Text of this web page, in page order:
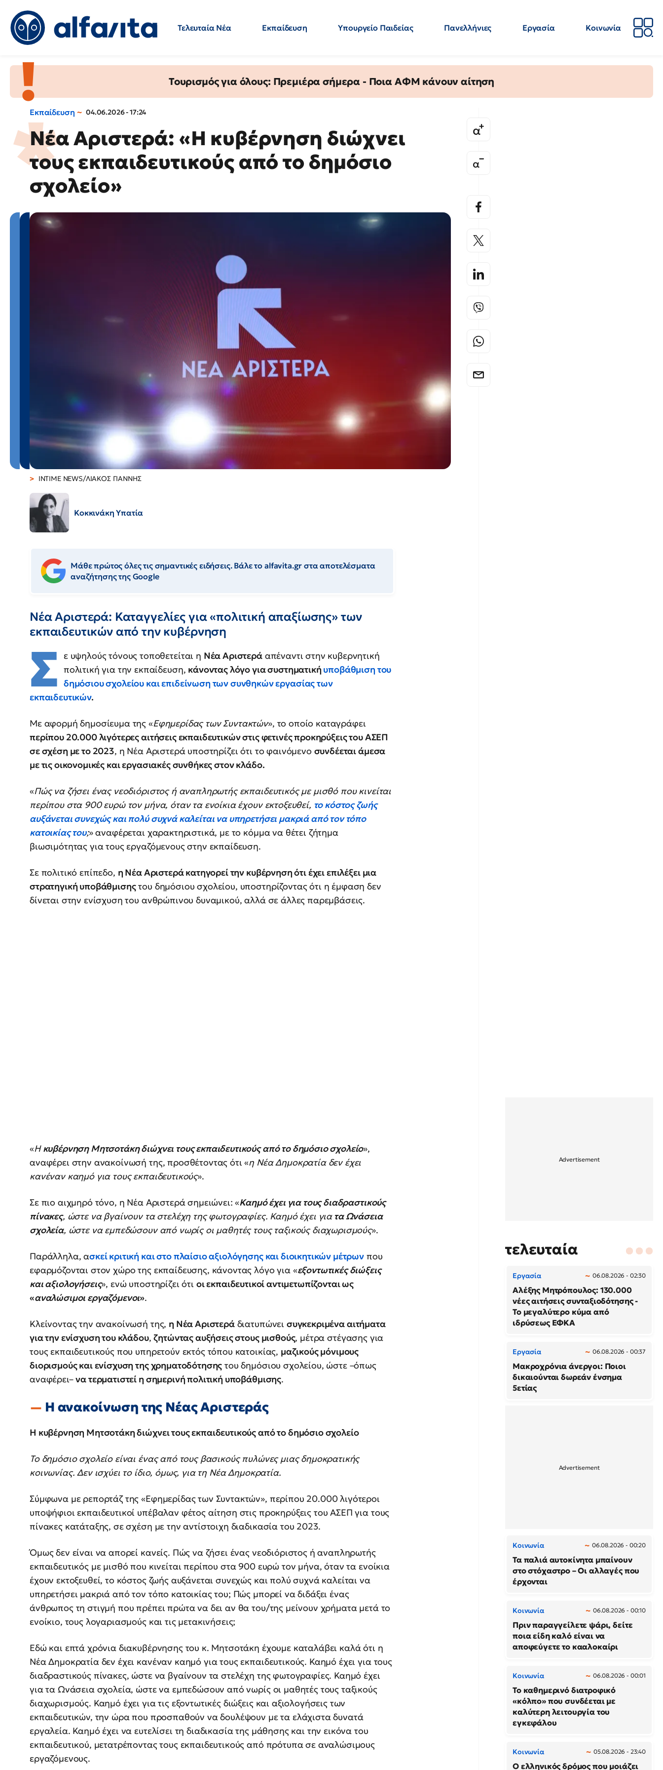
Τελευταία Νέα Εκπαίδευση Υπουργείο Παιδείας Πανελλήνιες Εργασία
Κοινωνία
Τουρισμός για όλους: Πρεμιέρα σήμερα - Ποια ΑΦΜ κάνουν αίτηση
Εκπαίδευση 04.06.2026 - 17:24
Νέα Αριστερά: «Η κυβέρνηση διώχνει
τους εκπαιδευτικούς από το δημόσιο
σχολείο»
INTIME NEWS/ΛΙΑΚΟΣ ΓΙΑΝΝΗΣ
Κοκκινάκη Υπατία
Μάθε πρώτος όλες τις σημαντικές ειδήσεις. Βάλε το alfavita.gr στα αποτελέσματα
αναζήτησης της Google
Νέα Αριστερά: Καταγγελίες για «πολιτική απαξίωσης» των
εκπαιδευτικών από την κυβέρνηση
Σ ε υψηλούς τόνους τοποθετείται η Νέα Αριστεράαπέναντι στην κυβερνητική
πολιτική για την εκπαίδευση, κάνοντας λόγο για συστηματική υποβάθμιση του
δημόσιου σχολείου και επιδείνωση των συνθηκών εργασίας των
εκπαιδευτικών.
Με αφορμή δημοσίευμα της «Εφημερίδας των Συντακτών», το οποίο καταγράφει
περίπου 20.000 λιγότερες αιτήσεις εκπαιδευτικών στις φετινές προκηρύξεις του ΑΣΕΠ
σε σχέση με το 2023, η Νέα Αριστερά υποστηρίζει ότι το φαινόμενο συνδέεται άμεσα
με τις οικονομικές και εργασιακές συνθήκες στον κλάδο.
«Πώς να ζήσει ένας νεοδιόριστος ή αναπληρωτής εκπαιδευτικός με μισθό που κινείται
περίπου στα 900 ευρώ τον μήνα, όταν τα ενοίκια έχουν εκτοξευθεί, το κόστος ζωής
αυξάνεται συνεχώς και πολύ συχνά καλείται να υπηρετήσει μακριά από τον τόπο
κατοικίας του;» αναφέρεται χαρακτηριστικά, με το κόμμα να θέτει ζήτημα
βιωσιμότητας για τους εργαζόμενους στην εκπαίδευση.
Σε πολιτικό επίπεδο, η Νέα Αριστερά κατηγορεί την κυβέρνηση ότι έχει επιλέξει μια
στρατηγική υποβάθμισηςτου δημόσιου σχολείου, υποστηρίζοντας ότι η έμφαση δεν
δίνεται στην ενίσχυση του ανθρώπινου δυναμικού, αλλά σε άλλες παρεμβάσεις.
«Ηκυβέρνηση Μητσοτάκη διώχνει τους εκπαιδευτικούς από το δημόσιο σχολείο»,
αναφέρει στην ανακοίνωσή της, προσθέτοντας ότι «η Νέα Δημοκρατία δεν έχει
κανέναν καημό για τους εκπαιδευτικούς».
Σε πιο αιχμηρό τόνο, η Νέα Αριστερά σημειώνει: «Καημό έχει για τους διαδραστικούς
πίνακες, ώστε να βγαίνουν τα στελέχη της φωτογραφίες. Καημό έχει γιατα Ωνάσεια
σχολεία, ώστε να εμπεδώσουν από νωρίς οι μαθητές τους ταξικούς διαχωρισμούς».
Παράλληλα, ασκεί κριτική και στοπλαίσιο αξιολόγησης και διοικητικών μέτρων που
εφαρμόζονται στον χώρο της εκπαίδευσης, κάνοντας λόγο για «εξοντωτικές διώξεις
και αξιολογήσεις», ενώ υποστηρίζει ότι οι εκπαιδευτικοί αντιμετωπίζονται ως
«αναλώσιμοι εργαζόμενοι».
Κλείνοντας την ανακοίνωσή της, η Νέα Αριστεράδιατυπώνει συγκεκριμένα αιτήματα
για την ενίσχυση του κλάδου,ζητώντας αυξήσεις στους μισθούς, μέτρα στέγασης για
τους εκπαιδευτικούς που υπηρετούν εκτός τόπου κατοικίας, μαζικούς μόνιμους
διορισμούς και ενίσχυση της χρηματοδότησης του δημόσιου σχολείου, ώστε –όπως
αναφέρει–να τερματιστεί η σημερινή πολιτική υποβάθμισης.
Η ανακοίνωση της Νέας Αριστεράς
Η κυβέρνηση Μητσοτάκη διώχνει τους εκπαιδευτικούς από το δημόσιο σχολείο
Το δημόσιο σχολείο είναι ένας από τους βασικούς πυλώνες μιας δημοκρατικής
κοινωνίας. Δεν ισχύει το ίδιο, όμως, για τη Νέα Δημοκρατία.
Σύμφωνα με ρεπορτάζ της «Εφημερίδας των Συντακτών», περίπου 20.000 λιγότεροι
υποψήφιοι εκπαιδευτικοί υπέβαλαν φέτος αίτηση στις προκηρύξεις του ΑΣΕΠ για τους
πίνακες κατάταξης, σε σχέση με την αντίστοιχη διαδικασία του 2023.
Όμως δεν είναι να απορεί κανείς. Πώς να ζήσει ένας νεοδιόριστος ή αναπληρωτής
εκπαιδευτικός με μισθό που κινείται περίπου στα 900 ευρώ τον μήνα, όταν τα ενοίκια
έχουν εκτοξευθεί, το κόστος ζωής αυξάνεται συνεχώς και πολύ συχνά καλείται να
υπηρετήσει μακριά από τον τόπο κατοικίας του; Πώς μπορεί να διδάξει ένας
άνθρωπος τη στιγμή που πρέπει πρώτα να δει αν θα του/της μείνουν χρήματα μετά το
ενοίκιο, τους λογαριασμούς και τις μετακινήσεις;
Εδώ και επτά χρόνια διακυβέρνησης του κ. Μητσοτάκη έχουμε καταλάβει καλά ότι η
Νέα Δημοκρατία δεν έχει κανέναν καημό για τους εκπαιδευτικούς. Καημό έχει για τους
διαδραστικούς πίνακες, ώστε να βγαίνουν τα στελέχη της φωτογραφίες. Καημό έχει
για τα Ωνάσεια σχολεία, ώστε να εμπεδώσουν από νωρίς οι μαθητές τους ταξικούς
διαχωρισμούς. Καημό έχει για τις εξοντωτικές διώξεις και αξιολογήσεις των
εκπαιδευτικών, την ώρα που προσπαθούν να δουλέψουν με τα ελάχιστα δυνατά
εργαλεία. Καημό έχει να ευτελίσει τη διαδικασία της μάθησης και την εικόνα του
εκπαιδευτικού, μετατρέποντας τους εκπαιδευτικούς από πρότυπα σε αναλώσιμους
εργαζόμενους.
τελευταία
Εργασία 06.08.2026 - 02:30
Αλέξης Μητρόπουλος: 130.000
νέες αιτήσεις συνταξιοδότησης -
Το μεγαλύτερο κύμα από
ιδρύσεως ΕΦΚΑ
Εργασία 06.08.2026 - 00:37
Μακροχρόνια άνεργοι: Ποιοι
δικαιούνται δωρεάν ένσημα
5ετίας
Κοινωνία 06.08.2026 - 00:20
Τα παλιά αυτοκίνητα μπαίνουν
στο στόχαστρο – Οι αλλαγές που
έρχονται
Κοινωνία 06.08.2026 - 00:10
Πριν παραγγείλετε ψάρι, δείτε
ποια είδη καλό είναι να
αποφεύγετε το κααλοκαίρι
Κοινωνία 06.08.2026 - 00:01
Το καθημερινό διατροφικό
«κόλπο» που συνδέεται με
καλύτερη λειτουργία του
εγκεφάλου
Κοινωνία 05.08.2026 - 23:40
Ο ελληνικός δρόμος που μοιάζει